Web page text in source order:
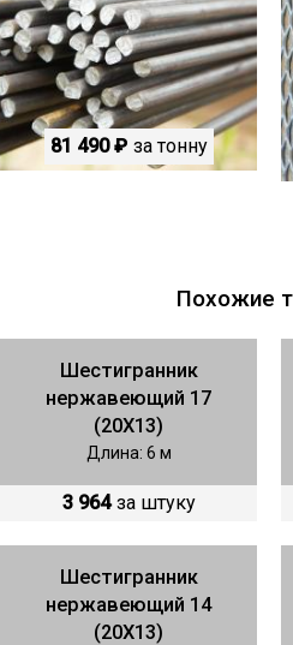
81 490 ₽ за тонну
Похожие
Шестигранник
нержавеющий 17
(20Х13)
Длина: 6 м
3 964 за штуку
Шестигранник
нержавеющий 14
(20Х13)